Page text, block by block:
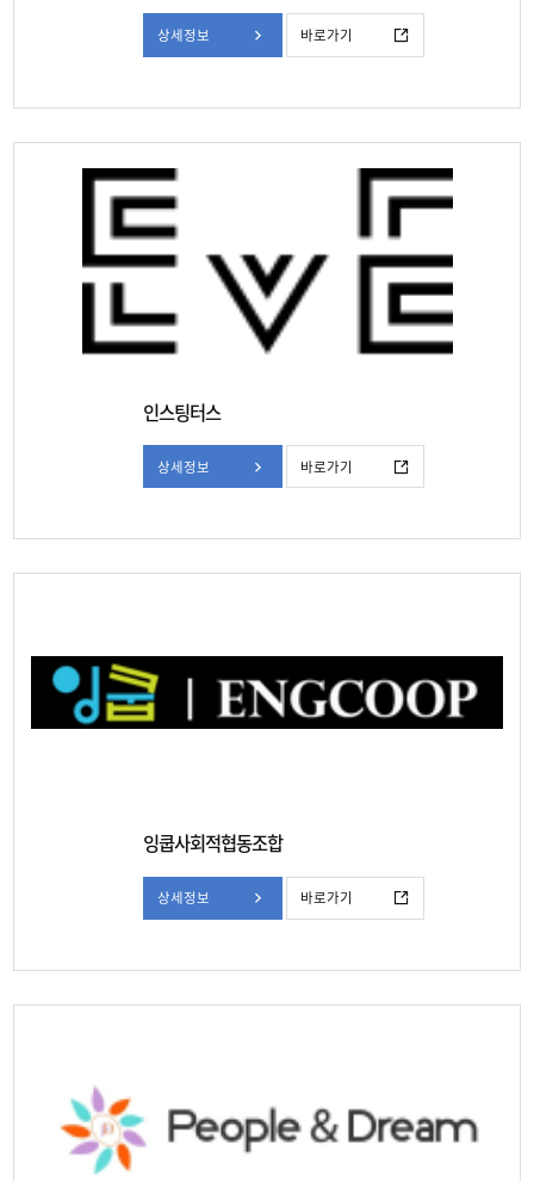
상세정보 바로가기
인스팅터스
상세정보 바로가기
잉쿱사회적협동조합
상세정보 바로가기